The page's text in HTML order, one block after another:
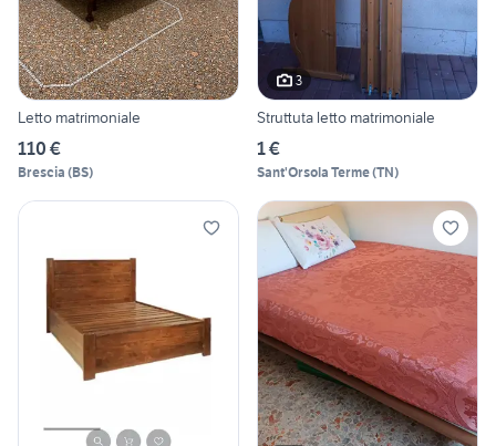
Letto matrimoniale
110 €
Brescia (BS)
3
Struttuta letto matrimoniale
1 €
Sant'Orsola Terme(TN)